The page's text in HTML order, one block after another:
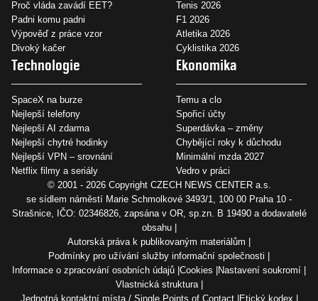
Proč vláda zavádí EET?
Padni komu padni
Výpověď z práce vzor
Divoký kačer
Tenis 2026
F1 2026
Atletika 2026
Cyklistika 2026
Technologie
SpaceX na burze
Nejlepší telefony
Nejlepší AI zdarma
Nejlepší chytré hodinky
Nejlepší VPN – srovnání
Netflix filmy a seriály
Ekonomika
Temu a clo
Spořicí účty
Superdávka – změny
Chybějící roky k důchodu
Minimální mzda 2027
Vedro v práci
© 2001 - 2026 Copyright CZECH NEWS CENTER a.s.
se sídlem náměstí Marie Schmolkové 3493/1, 100 00 Praha 10 -
Strašnice, IČO: 02346826, zapsána v OR, sp.zn. B 19490 a dodavatelé
obsahu
Autorská práva k publikovaným materiálům
Podmínky pro užívání služby informační společnosti
Informace o zpracování osobních údajů Cookies
Nastavení soukromí
Vlastnická struktura
Jednotná kontaktní místa / Single Points of Contact
Etický kodex